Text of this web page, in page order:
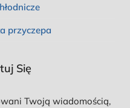
przyczepa
Się
Twoją wiadomością,